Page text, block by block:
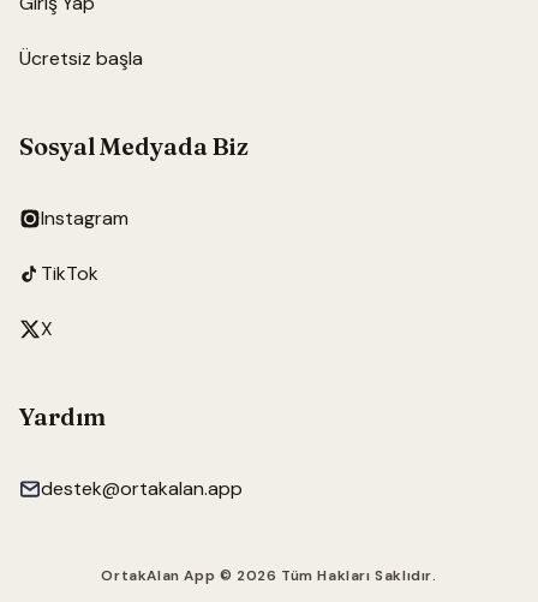
Ücretsiz başla
Sosyal Medyada Biz
Instagram
TikTok
X
Yardım
destek@ortakalan.app
OrtakAlan App © 2026 Tüm Hakları Saklıdır.